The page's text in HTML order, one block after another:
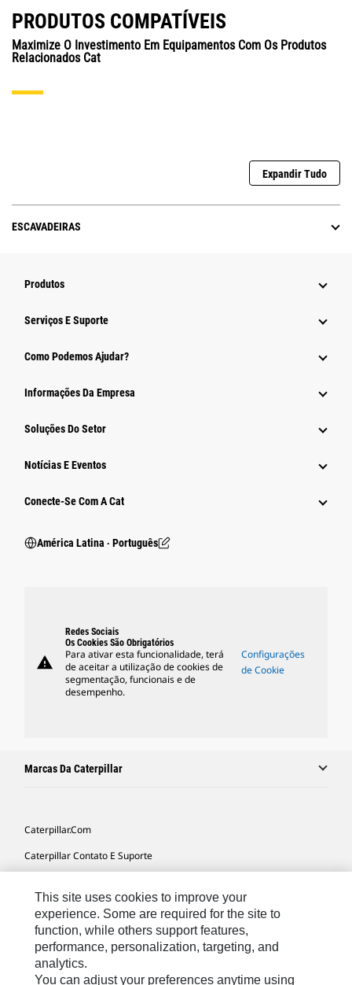
PRODUTOS COMPATÍVEIS
Maximize O Investimento Em Equipamentos Com Os Produtos
Relacionados Cat
Expandir Tudo
ESCAVADEIRAS
Produtos
Serviços E Suporte
Como Podemos Ajudar?
Informações Da Empresa
Soluções Do Setor
Notícias E Eventos
Conecte-Se Com A Cat
América Latina ‧ Português
warning
Redes Sociais
Os Cookies São Obrigatórios
Para ativar esta funcionalidade, terá
de aceitar a utilização de cookies de
segmentação, funcionais e de
desempenho.
Configurações
de Cookie
Marcas Da Caterpillar
Caterpillar.com
Caterpillar Contato E Suporte
Mapa Do Local
Cookie Settings
Legal
This site uses cookies to improve your
experience. Some are required for the site to
function, while others support features,
performance, personalization, targeting, and
analytics.
You can adjust your preferences anytime using